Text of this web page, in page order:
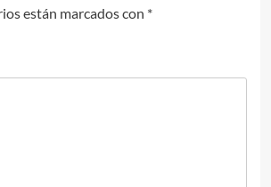
están marcados con *